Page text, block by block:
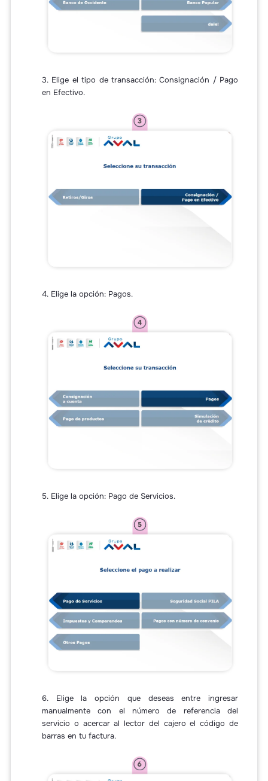
3. Elige el tipo de transacción: Consignación / Pago
en Efectivo.
4. Elige la opción: Pagos.
5. Elige la opción: Pago de Servicios.
6. Elige la opción que deseas entre ingresar
manualmente con el número de referencia del
servicio o acercar al lector del cajero el código de
barras en tu factura.